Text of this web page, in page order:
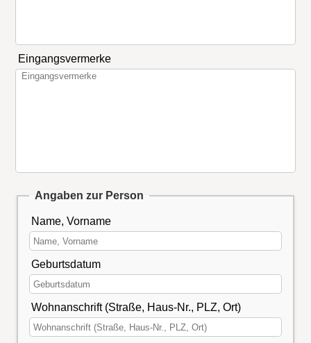
Eingangsvermerke
Angaben zur Person
Name, Vorname
Geburtsdatum
Wohnanschrift (Straße, Haus-Nr., PLZ, Ort)